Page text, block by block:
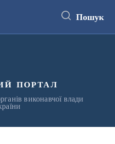
Пошук
портал
виконавчої влади